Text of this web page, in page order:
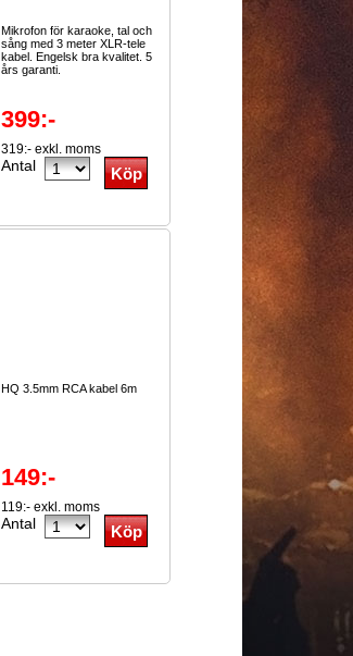
Mikrofon för karaoke, tal och
sång med 3 meter XLR-tele
kabel. Engelsk bra kvalitet. 5
års garanti.
399:-
319:- exkl. moms
Antal
HQ 3.5mm RCA kabel 6m
149:-
119:- exkl. moms
Antal